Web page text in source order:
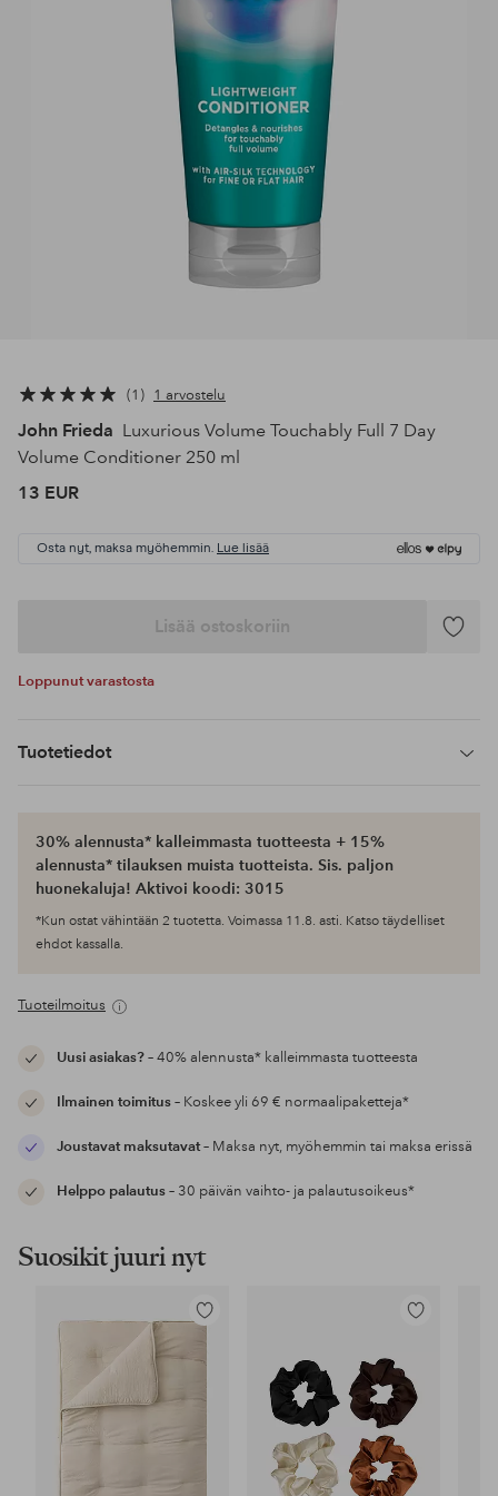
1 1 arvostelu
John Frieda Luxurious Volume Touchably Full 7 Day
Volume Conditioner 250 ml
13 EUR
Osta nyt, maksa myöhemmin. Lue lisää
Lisää ostoskoriin
Lisää
Loppunut varastosta
Tuotetiedot
30% alennusta* kalleimmasta tuotteesta + 15%
alennusta* tilauksen muista tuotteista. Sis. paljon
huonekaluja! Aktivoi koodi: 3015
*Kun ostat vähintään 2 tuotetta. Voimassa 11.8. asti. Katso täydelliset
ehdot kassalla.
Tuoteilmoitus
Uusi asiakas?– 40% alennusta* kalleimmasta tuotteesta
Ilmainen toimitus– Koskee yli 69 € normaalipaketteja*
Joustavat maksutavat– Maksa nyt, myöhemmin tai maksa erissä
Helppo palautus– 30 päivän vaihto- ja palautusoikeus*
Suosikit juuri nyt
Lisää
Lisää